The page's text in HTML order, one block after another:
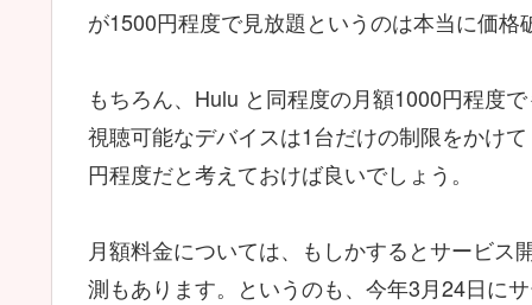
が1500円程度で見放題というのは本当に価格
もちろん、Hulu と同程度の月額1000円程度
視聴可能なデバイスは1台だけの制限をかけ
円程度だと考えておけば良いでしょう。
月額料金については、もしかするとサービス
測もあります。というのも、今年3月24日に